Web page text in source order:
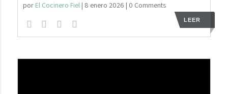
por El Cocinero Fiel| 8 enero 2026 | 0 Comments
LEER